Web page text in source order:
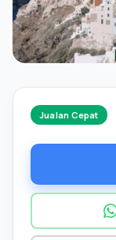
Jualan Cepat